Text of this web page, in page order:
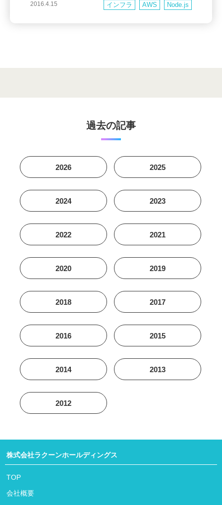
要に応じて開発者や責任者へエスカレーションを行うことに
2016.4.15 インフラ AWS Node.js
過去の記事
2026 2025
2024 2023
2022 2021
2020 2019
2018 2017
2016 2015
2014 2013
2012
株式会社ラクーンホールディングス
TOP
会社概要